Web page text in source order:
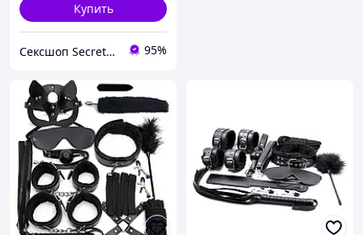
Купить
Сексшоп Secrettoys 95%